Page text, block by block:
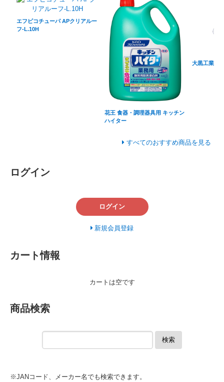
エフピコチューパ APクリアルー
フ-L.10H
花王 食器・調理器具用 キッチン
ハイター
大黒工業 モ
すべてのおすすめ商品を見る
ログイン
ログイン
新規会員登録
カート情報
カートは空です
商品検索
検索
※JANコード、メーカー名でも検索できます。